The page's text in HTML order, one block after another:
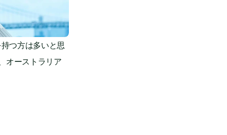
つ方は多いと思
オーストラリア